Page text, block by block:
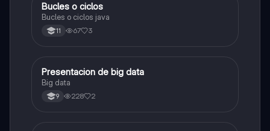
Tecnología e Informática
Bucles o ciclos
Bucles o ciclos java
11 67 3
Tecnología e Informática
Presentacion de big data
Big data
9 228 2